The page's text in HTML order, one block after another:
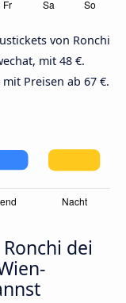
von Ronchi
mit 48 €.
Preisen ab 67 €.
dei